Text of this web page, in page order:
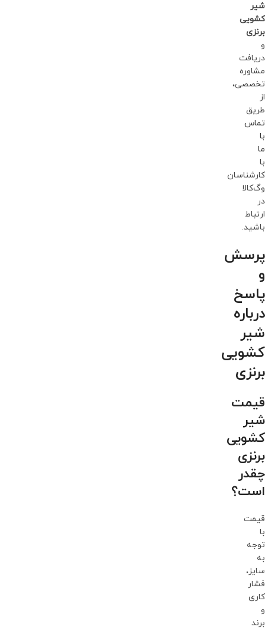
شیر
کشویی
برنزی
و
دریافت
مشاوره
تخصصی،
از
طریق
تماس
با
ما
با
کارشناسان
وگ‌کالا
در
ارتباط
باشید.
پرسش
و
پاسخ
درباره
شیر
کشویی
برنزی
قیمت
شیر
کشویی
برنزی
چقدر
است؟
قیمت
با
توجه
به
سایز،
فشار
کاری
و
برند